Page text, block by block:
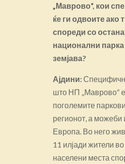
„Маврово“, кои
ќе ги одвоите ако
спореди со
национални
земјава?
Ајдини:
што НП „Маврово“
поголемите
регионот, а можеби
Европа. Во него
11 илјади жители
населени места